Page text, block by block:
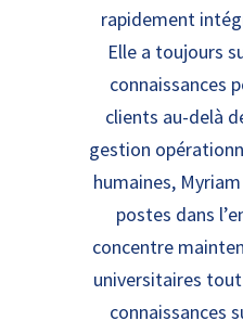
rapidement
Elle a toujours
connaissances
clients au-delà
gestion
humaines,
postes dans
concentre
universitaires
connaissances